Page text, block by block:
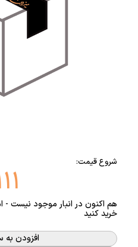
شروع قیمت:
هم اکنون در انبار موجود نیست -
خرید کنید
افزودن به